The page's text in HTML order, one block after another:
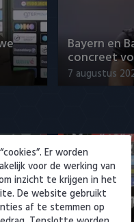
Bayern en
concreet
7 augustus
Van
aanvoerder
Er worden
voor de werking van
inzicht te krijgen in het
De website gebruikt
af te stemmen op